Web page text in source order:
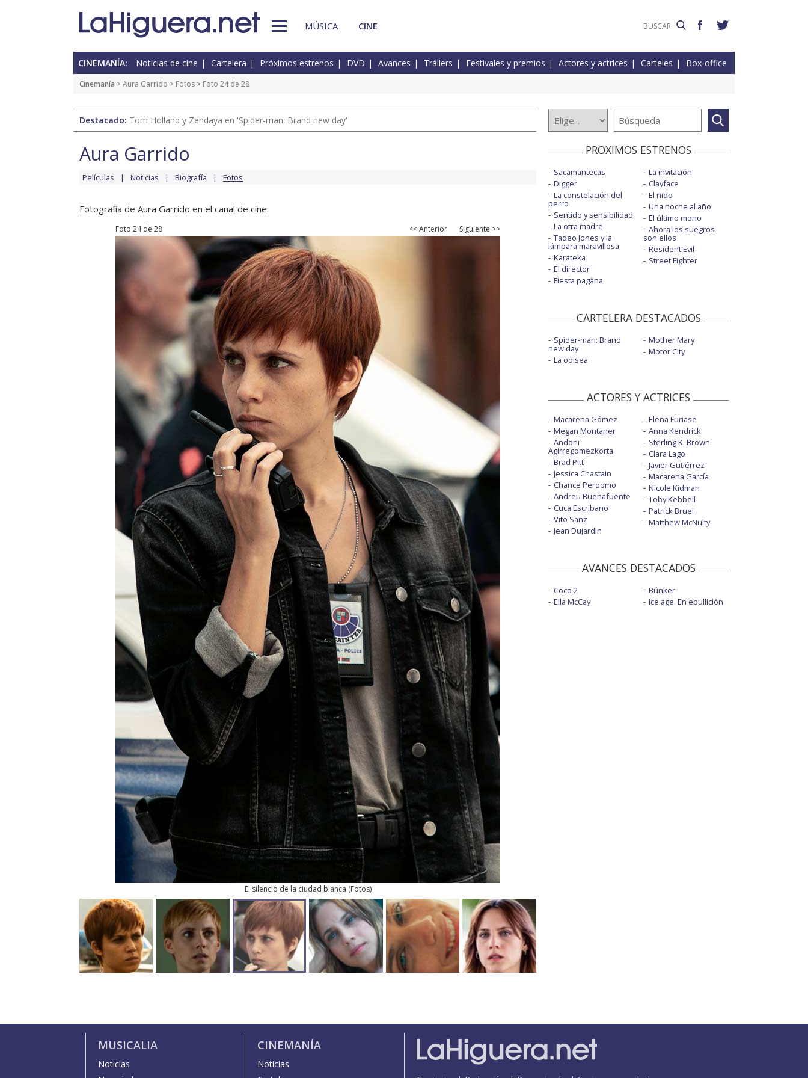
MÚSICA CINE
CINEMANÍA: Noticias de cine Cartelera Próximos estrenos DVD Avances Tráilers Festivales y premios Actores y actrices Carteles Box-office
Cinemanía >Aura Garrido > Fotos > Foto 24 de 28
Destacado: Tom Holland y Zendaya en 'Spider-man: Brand new day'
Aura Garrido
Películas Noticias Biografía Fotos
Fotografía de Aura Garrido en el canal de cine.
Foto 24 de 28 << Anterior Siguiente >>
El silencio de la ciudad blanca (Fotos)
PROXIMOS ESTRENOS
Sacamantecas
Digger
La constelación del
perro
Sentido y sensibilidad
La otra madre
Tadeo Jones y la
lámpara maravillosa
Karateka
El director
Fiesta pagäna
La invitación
Clayface
El nido
Una noche al año
El último mono
Ahora los suegros
son ellos
Resident Evil
Street Fighter
CARTELERA DESTACADOS
Spider-man: Brand
new day
La odisea
Mother Mary
Motor City
ACTORES Y ACTRICES
Macarena Gómez
Megan Montaner
Andoni
Agirregomezkorta
Brad Pitt
Jessica Chastain
Chance Perdomo
Andreu Buenafuente
Cuca Escribano
Vito Sanz
Jean Dujardin
Elena Furiase
Anna Kendrick
Sterling K. Brown
Clara Lago
Javier Gutiérrez
Macarena García
Nicole Kidman
Toby Kebbell
Patrick Bruel
Matthew McNulty
AVANCES DESTACADOS
Coco 2
Ella McCay
Búnker
Ice age: En ebullición
MUSICALIA
Noticias
CINEMANÍA
Noticias